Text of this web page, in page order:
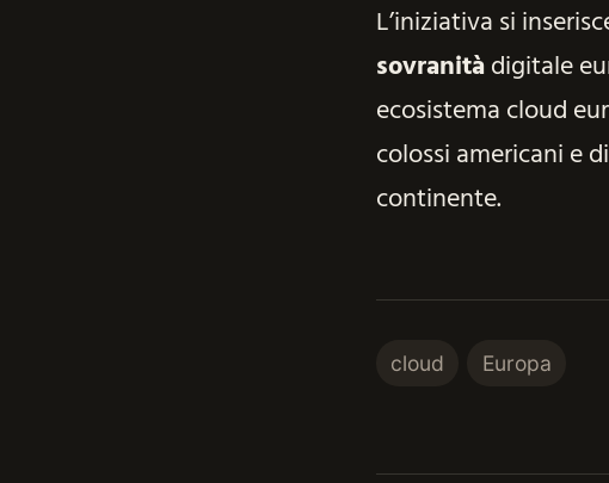
L’iniziativa si
sovranitàdigitale
ecosistema cloud
colossi americani e
continente.
cloud Europa